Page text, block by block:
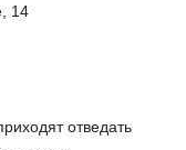
14
отведать